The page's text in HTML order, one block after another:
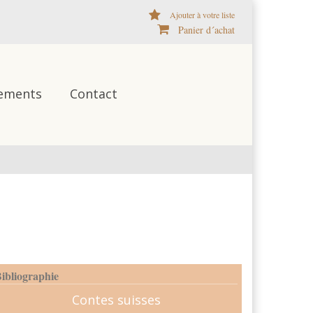
Ajouter à votre liste
Panier d´achat
Contact
Contes suisses